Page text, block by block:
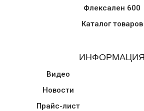
Флексален 600
Каталог товаров
ИНФОРМАЦИЯ
Видео
Новости
Прайс-лист